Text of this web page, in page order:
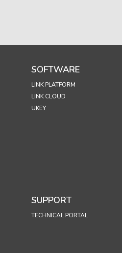
SOFTWARE
LINK PLATFORM
LINK CLOUD
UKEY
SUPPORT
TECHNICAL PORTAL